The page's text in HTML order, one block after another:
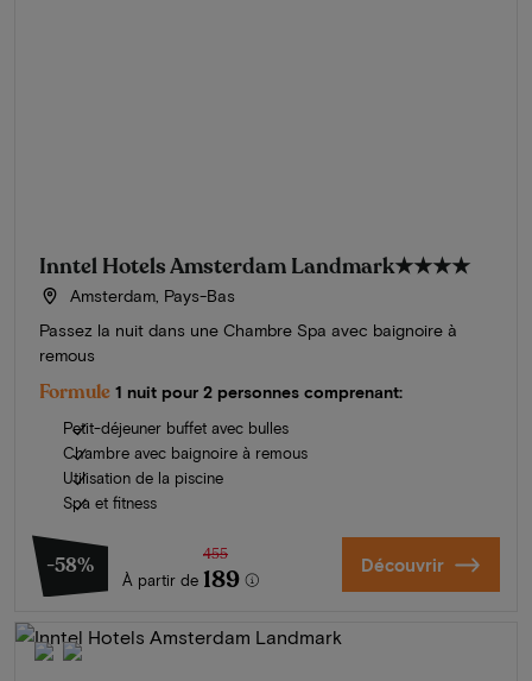
Inntel Hotels Amsterdam Landmark★★★★
Amsterdam, Pays-Bas
Passez la nuit dans une Chambre Spa avec baignoire à
remous
Formule 1 nuit pour 2 personnes comprenant:
Petit-déjeuner buffet avec bulles
Chambre avec baignoire à remous
Utilisation de la piscine
Spa et fitness
-58%
À partir de
455
189 Découvrir